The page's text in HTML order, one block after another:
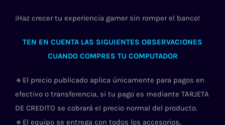
¡Haz crecer tu experiencia gamer sin romper el banco!
TEN EN CUENTA LAS SIGUIENTES OBSERVACIONES
CUANDO COMPRES TU COMPUTADOR
🔹El precio publicado aplica únicamente para pagos en
efectivo o transferencia, si tu pago es mediante TARJETA
DE CREDITO se cobrará el precio normal del producto.
🔹El equipo se entrega con todos los accesorios,